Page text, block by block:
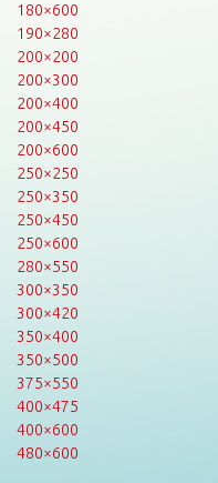
180×600
190×280
200×200
200×300
200×400
200×450
200×600
250×250
250×350
250×450
250×600
280×550
300×350
300×420
350×400
350×500
375×550
400×475
400×600
480×600